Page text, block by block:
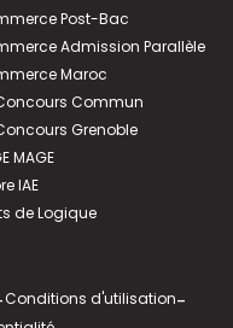
Post-Bac
Admission Parallèle
Maroc
Commun
Grenoble
MAGE
IAE
de Logique
Conditions d'utilisation-